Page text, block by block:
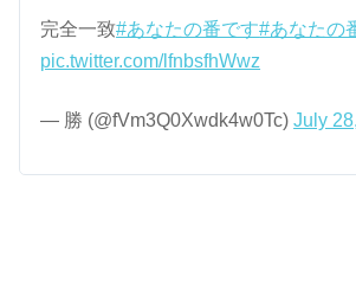
完全一致#あなたの番です#あなたの
pic.twitter.com/lfnbsfhWwz
— 勝 (@fVm3Q0Xwdk4w0Tc)July